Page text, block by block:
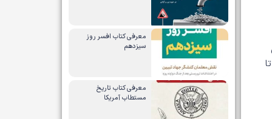
معرفی کتاب افسر روز
سیزدهم
معرفی کتاب تاریخ
مستطاب آمریکا